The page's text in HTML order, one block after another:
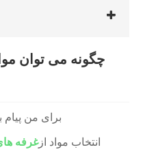
چگونه می توان
برای من پیام
انتخاب مواد ازغرفه